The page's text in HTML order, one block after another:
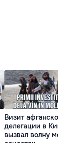
Визит афганской
делегации в
вызвал волну